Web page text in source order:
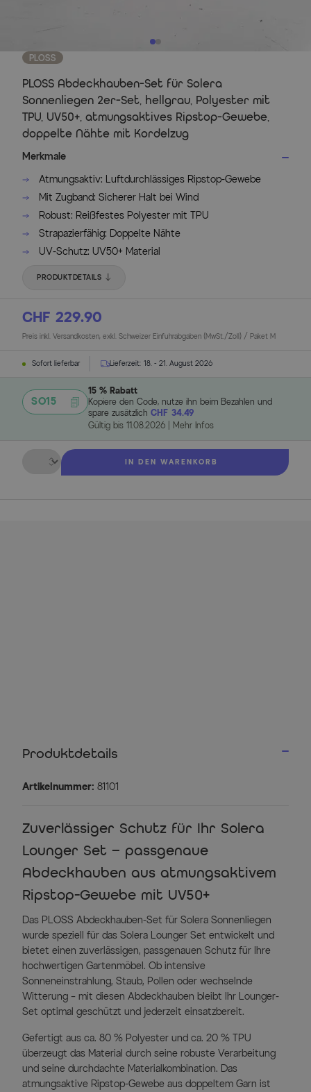
PLOSS
PLOSS Abdeckhauben-Set für Solera
Sonnenliegen 2er-Set, hellgrau, Polyester mit
TPU, UV50+, atmungsaktives Ripstop-Gewebe,
doppelte Nähte mit Kordelzug
Merkmale
Atmungsaktiv: Luftdurchlässiges Ripstop-Gewebe
Mit Zugband: Sicherer Halt bei Wind
Robust: Reißfestes Polyester mit TPU
Strapazierfähig: Doppelte Nähte
UV-Schutz: UV50+ Material
PRODUKTDETAILS
CHF 229.90
Preis inkl. Versandkosten, exkl. Schweizer Einfuhrabgaben (MwSt./Zoll) / Paket M
Sofort lieferbar Lieferzeit: 18. - 21. August 2026
SO15
15 % Rabatt
Kopiere den Code, nutze ihn beim Bezahlen und
spare zusätzlich CHF 34.49
Gültig bis 11.08.2026 Mehr Infos
Menge
IN DEN WARENKORB
Produktdetails
Artikelnummer: 81101
Zuverlässiger Schutz für Ihr Solera
Lounger Set – passgenaue
Abdeckhauben aus atmungsaktivem
Ripstop-Gewebe mit UV50+
Das PLOSS Abdeckhauben-Set für Solera Sonnenliegen
wurde speziell für das Solera Lounger Set entwickelt und
bietet einen zuverlässigen, passgenauen Schutz für Ihre
hochwertigen Gartenmöbel. Ob intensive
Sonneneinstrahlung, Staub, Pollen oder wechselnde
Witterung – mit diesen Abdeckhauben bleibt Ihr Lounger-
Set optimal geschützt und jederzeit einsatzbereit.
Gefertigt aus ca. 80 % Polyester und ca. 20 % TPU
überzeugt das Material durch seine robuste Verarbeitung
und seine durchdachte Materialkombination. Das
atmungsaktive Ripstop-Gewebe aus doppeltem Garn ist